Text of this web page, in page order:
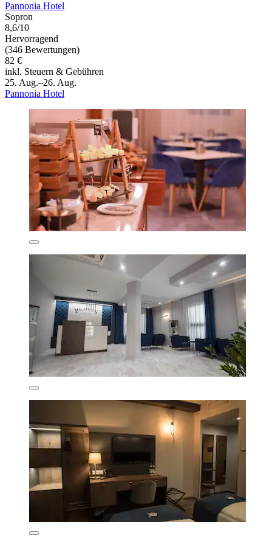
Pannonia Hotel
Sopron
8,6/10
Hervorragend
(346 Bewertungen)
82 €
inkl. Steuern & Gebühren
25. Aug.–26. Aug.
Pannonia Hotel